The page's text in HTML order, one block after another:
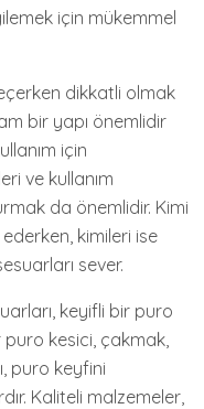
için mükemmel
dikkatli olmak
bir yapı önemlidir
için
ve kullanım
da önemlidir. Kimi
kimileri ise
sever.
keyifli bir puro
puro kesici, çakmak,
puro keyfini
Kaliteli malzemeler,